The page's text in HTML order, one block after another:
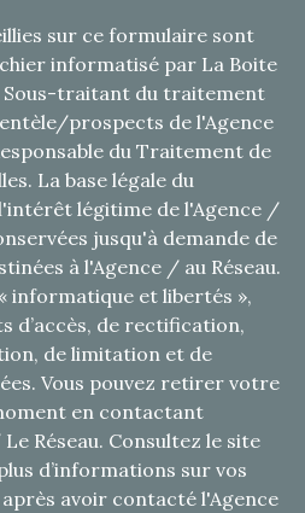
sur ce formulaire sont
informatisé par La Boite
Sous-traitant du traitement
prospects de l'Agence
du Traitement de
La base légale du
légitime de l'Agence /
jusqu'à demande de
à l'Agence / au Réseau.
informatique et libertés »,
d’accès, de rectification,
de limitation et de
Vous pouvez retirer votre
en contactant
Réseau. Consultez le site
d’informations sur vos
avoir contacté l'Agence